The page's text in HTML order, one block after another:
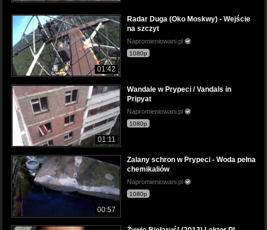
01:42
Radar Duga (Oko Moskwy) - Wejście
na szczyt
Napromieniowani.pl
1080p
01:11
Wandale w Prypeci / Vandals in
Pripyat
Napromieniowani.pl
1080p
00:57
Zalany schron w Prypeci - Woda pełna
chemikaliów
Napromieniowani.pl
1080p